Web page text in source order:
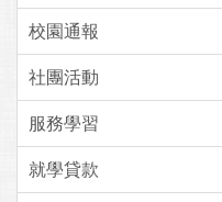
校園通報
社團活動
服務學習
就學貸款